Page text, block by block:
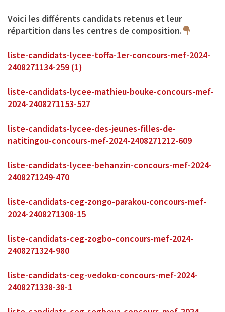
Voici les différents candidats retenus et leur
répartition dans les centres de composition.
liste-candidats-lycee-toffa-1er-concours-mef-2024-
2408271134-259 (1)
liste-candidats-lycee-mathieu-bouke-concours-mef-
2024-2408271153-527
liste-candidats-lycee-des-jeunes-filles-de-
natitingou-concours-mef-2024-2408271212-609
liste-candidats-lycee-behanzin-concours-mef-2024-
2408271249-470
liste-candidats-ceg-zongo-parakou-concours-mef-
2024-2408271308-15
liste-candidats-ceg-zogbo-concours-mef-2024-
2408271324-980
liste-candidats-ceg-vedoko-concours-mef-2024-
2408271338-38-1